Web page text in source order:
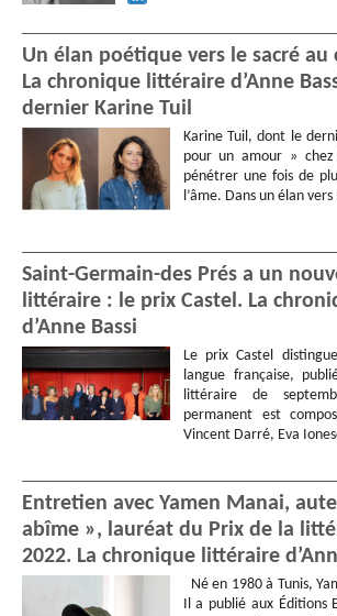
Un élan poétique vers le sacré au
La chronique littéraire d’Anne
dernier Karine Tuil
Karine Tuil, dont le
pour un amour »
pénétrer une fois de
l’âme. Dans un élan
Saint-Germain-des Prés a un
littéraire : le prix Castel. La
d’Anne Bassi
Le prix Castel
langue française,
littéraire de
permanent est
Vincent Darré, Eva
Entretien avec Yamen Manai,
abîme », lauréat du Prix de la
2022. La chronique littéraire
Né en 1980 à Tunis,
Il a publié aux Éditions